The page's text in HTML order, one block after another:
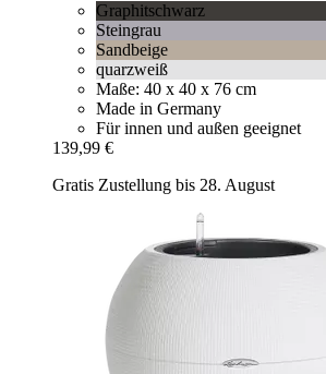
Graphitschwarz
Steingrau
Sandbeige
quarzweiß
Maße: 40 x 40 x 76 cm
Made in Germany
Für innen und außen geeignet
139,99 €
Gratis Zustellung bis 28. August